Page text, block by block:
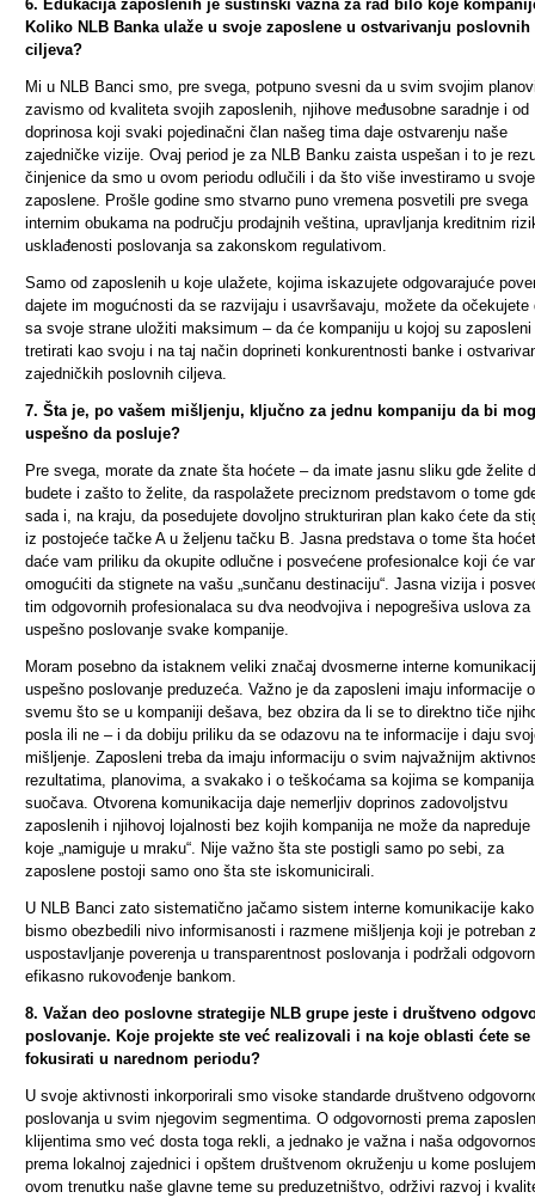
6. Edukacija zaposlenih je suštinski važna za rad bilo koje
Koliko NLB Banka ulaže u svoje zaposlene u ostvarivanju poslovnih
ciljeva?
Mi u NLB Banci smo, pre svega, potpuno svesni da u svim svojim
zavismo od kvaliteta svojih zaposlenih, njihove međusobne saradnje i od
doprinosa koji svaki pojedinačni član našeg tima daje ostvarenju naše
zajedničke vizije. Ovaj period je za NLB Banku zaista uspešan i to je
činjenice da smo u ovom periodu odlučili i da što više investiramo u svoje
zaposlene. Prošle godine smo stvarno puno vremena posvetili pre svega
internim obukama na području prodajnih veština, upravljanja kreditnim
usklađenosti poslovanja sa zakonskom regulativom.
Samo od zaposlenih u koje ulažete, kojima iskazujete odgovarajuće
dajete im mogućnosti da se razvijaju i usavršavaju, možete da očekujete
sa svoje strane uložiti maksimum – da će kompaniju u kojoj su zaposleni
tretirati kao svoju i na taj način doprineti konkurentnosti banke i
zajedničkih poslovnih ciljeva.
7. Šta je, po vašem mišljenju, ključno za jednu kompaniju da bi
uspešno da posluje?
Pre svega, morate da znate šta hoćete – da imate jasnu sliku gde želite
budete i zašto to želite, da raspolažete preciznom predstavom o tome
sada i, na kraju, da posedujete dovoljno strukturiran plan kako ćete da
iz postojeće tačke A u željenu tačku B. Jasna predstava o tome šta
daće vam priliku da okupite odlučne i posvećene profesionalce koji će
omogućiti da stignete na vašu „sunčanu destinaciju“. Jasna vizija i
tim odgovornih profesionalaca su dva neodvojiva i nepogrešiva uslova za
uspešno poslovanje svake kompanije.
Moram posebno da istaknem veliki značaj dvosmerne interne
uspešno poslovanje preduzeća. Važno je da zaposleni imaju informacije o
svemu što se u kompaniji dešava, bez obzira da li se to direktno tiče
posla ili ne – i da dobiju priliku da se odazovu na te informacije i daju
mišljenje. Zaposleni treba da imaju informaciju o svim najvažnijm
rezultatima, planovima, a svakako i o teškoćama sa kojima se kompanija
suočava. Otvorena komunikacija daje nemerljiv doprinos zadovoljstvu
zaposlenih i njihovoj lojalnosti bez kojih kompanija ne može da napreduje
koje „namiguje u mraku“. Nije važno šta ste postigli samo po sebi, za
zaposlene postoji samo ono šta ste iskomunicirali.
U NLB Banci zato sistematično jačamo sistem interne komunikacije kako
bismo obezbedili nivo informisanosti i razmene mišljenja koji je potreban
uspostavljanje poverenja u transparentnost poslovanja i podržali
efikasno rukovođenje bankom.
8. Važan deo poslovne strategije NLB grupe jeste i društveno
poslovanje. Koje projekte ste već realizovali i na koje oblasti ćete se
fokusirati u narednom periodu?
U svoje aktivnosti inkorporirali smo visoke standarde društveno
poslovanja u svim njegovim segmentima. O odgovornosti prema
klijentima smo već dosta toga rekli, a jednako je važna i naša
prema lokalnoj zajednici i opštem društvenom okruženju u kome
ovom trenutku naše glavne teme su preduzetništvo, održivi razvoj i